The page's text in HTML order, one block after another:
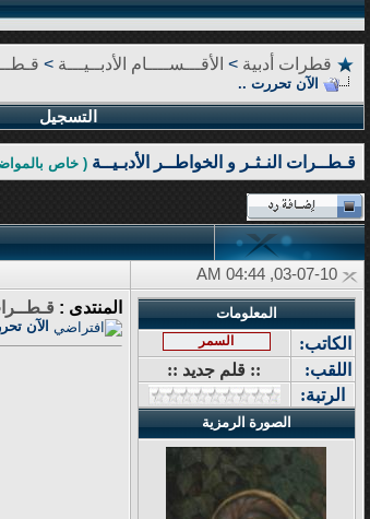
قطرات أدبية > الأقـــســــام الأدبــيـــة >
الآن تحررت ..
التسجيل
قـطــرات النـثـر و الخواطــر الأدبـيــة ( خاص
المعلومات
الكاتب: السمر
اللقب:
:: قلم جديد ::
الرتبة:
الصورة الرمزية
المنتدى :
الآن